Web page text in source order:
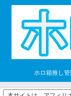
ホロ箱推し管